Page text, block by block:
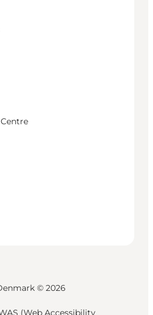
© 2026
(Web Accessibility